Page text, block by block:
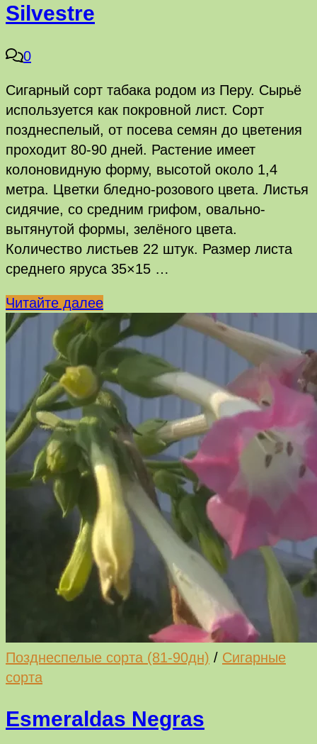
Silvestre
0
Сигарный сорт табака родом из Перу. Сырьё
используется как покровной лист. Сорт
позднеспелый, от посева семян до цветения
проходит 80-90 дней. Растение имеет
колоновидную форму, высотой около 1,4
метра. Цветки бледно-розового цвета. Листья
сидячие, со средним грифом, овально-
вытянутой формы, зелёного цвета.
Количество листьев 22 штук. Размер листа
среднего яруса 35×15 …
Silvestre
Читайте далее
Позднеспелые сорта (81-90дн) / Сигарные
сорта
Esmeraldas Negras